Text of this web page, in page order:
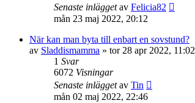
Senaste inläggetav Felicia82
mån 23 maj 2022, 20:12
När kan man byta till enbart en sovstund?
av Sladdismamma » tor 28 apr 2022, 11:02
1 Svar
6072 Visningar
Senaste inläggetav Tin
mån 02 maj 2022, 22:46